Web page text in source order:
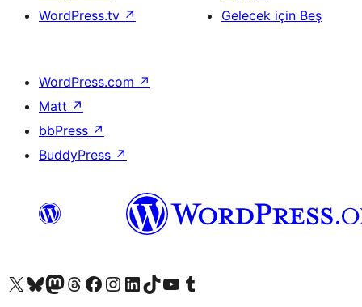
WordPress.tv ↗
Gelecek için Beş
WordPress.com ↗
Matt ↗
bbPress ↗
BuddyPress ↗
X (eski Twitter) hesabımıza bakın
Bluesky hesabımızı ziyaret edinMastodon hesabımızı ziyaret edinThreads hesabımızı ziyaret edinFacebook sayfamızı ziyaret edinInstagram hesabımızı ziyaret edinLinkedIn hesabımızı ziyaret edinTikTok hesabımızı ziyaret edinYouTube kanalımızı ziyaret edinTumblr hesabımızı ziyaret edin